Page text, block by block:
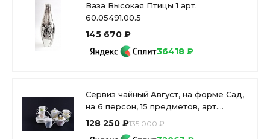
Ваза Высокая Птицы 1 арт.
60.05491.00.5
145 670 ₽
36418 ₽
Сервиз чайный Август, на форме Сад,
на 6 персон, 15 предметов, арт.
81.21621.00.1
128 250 ₽135 000 ₽